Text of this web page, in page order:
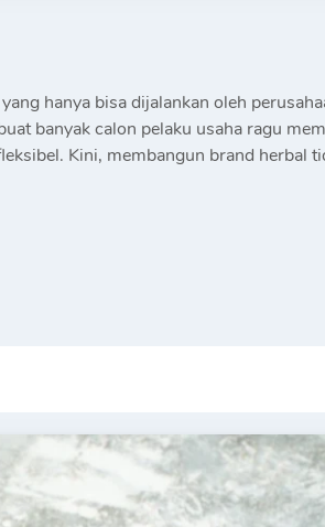
hanya bisa dijalankan oleh
banyak calon pelaku usaha ragu
Kini, membangun brand herbal